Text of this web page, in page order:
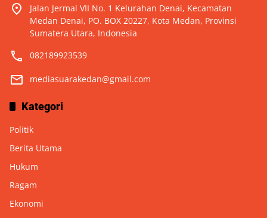
Jalan Jermal VII No. 1 Kelurahan Denai, Kecamatan
Medan Denai, PO. BOX 20227, Kota Medan, Provinsi
Sumatera Utara, Indonesia
082189923539
mediasuarakedan@gmail.com
Kategori
Politik
Berita Utama
Hukum
Ragam
Ekonomi